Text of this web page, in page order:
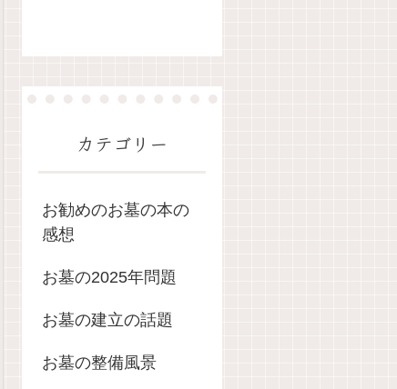
カテゴリー
お勧めのお墓の本の
感想
お墓の2025年問題
お墓の建立の話題
お墓の整備風景